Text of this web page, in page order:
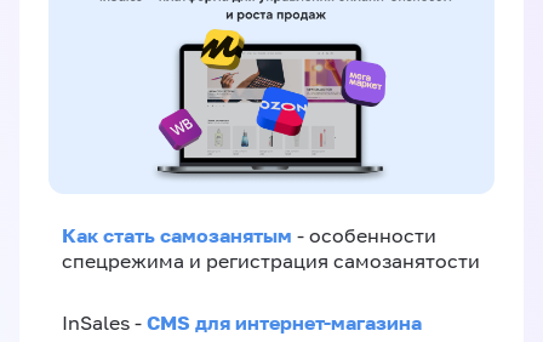
Как стать самозанятым - особенности
спецрежима и регистрация самозанятости
InSales - CMS для интернет-магазина